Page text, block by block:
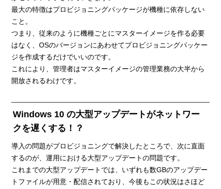
最大の特徴はプロビジョニングパッケージが機種に依存しない
こと。
つまり、従来のように機種ごとにマスターイメージを作る必要
はなく、OSのバージョンにあわせてプロビジョニングパッケー
ジを作成するだけでいいのです。
これにより、管理者はマスターイメージの管理業務の大半から
開放されるわけです。
Windows 10 の大型アップデートがネットワー
クを遅くする！？
導入の問題がプロビジョニングで解決したところで、次に直面
するのが、運用における大型アップデートの問題です。
これまでの大型アップデートでは、いずれも数GBのアップデー
トファイルが用意・配信されており、今後もこの状況はさほど